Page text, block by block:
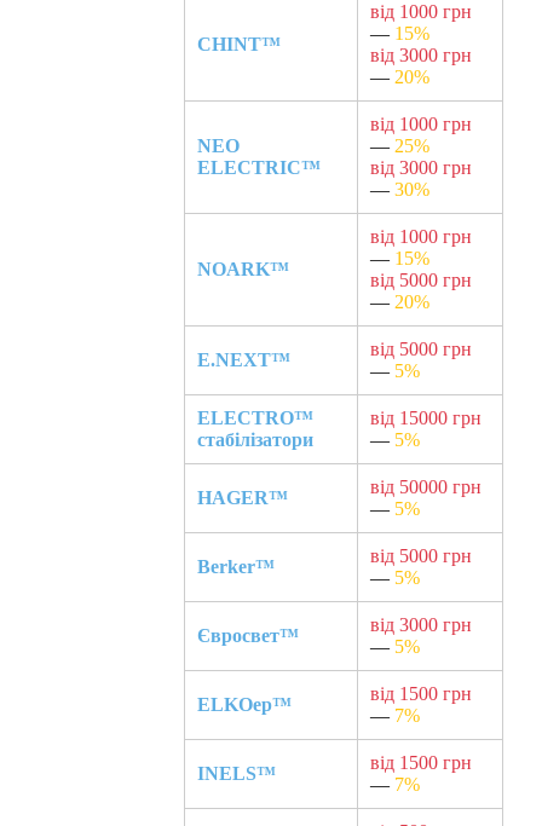
CHINT™
від 1000 грн
— 15%
від 3000 грн
— 20%
NEO
ELECTRIC™
від 1000 грн
— 25%
від 3000 грн
— 30%
NOARK™
від 1000 грн
— 15%
від 5000 грн
— 20%
E.NEXT™
від 5000 грн
— 5%
ELECTRO™
стабілізатори
від 15000 грн
— 5%
HAGER™
від 50000 грн
— 5%
Berker™
від 5000 грн
— 5%
Євросвет™
від 3000 грн
— 5%
ELKOep™
від 1500 грн
— 7%
INELS™
від 1500 грн
— 7%